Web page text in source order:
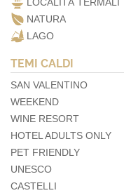
LOCALITÀ TERMALI
NATURA
LAGO
TEMI CALDI
SAN VALENTINO
WEEKEND
WINE RESORT
HOTEL ADULTS ONLY
PET FRIENDLY
UNESCO
CASTELLI